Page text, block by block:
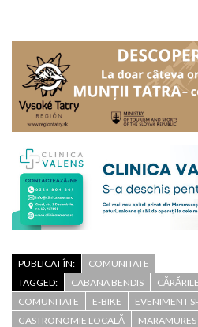
PUBLICAT ÎN:
COMUNITATE
TAGGED:
CABANA BENDIS
COMUNITATE
E-BIKE
EVENIMENT
GASTRONOMIE LOCALĂ
MARAMURES